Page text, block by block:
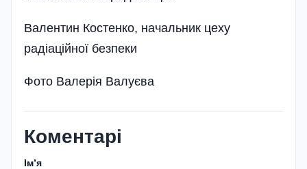
Валентин Костенко, начальник цеху
радіаційної безпеки
Фото Валерія Валуєва
Коментарі
Імʼя